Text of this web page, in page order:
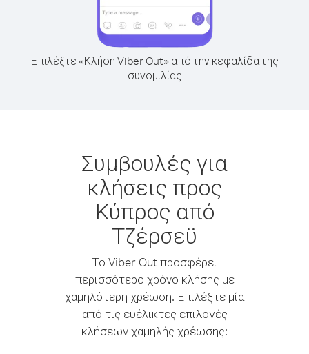
Επιλέξτε «Κλήση Viber Out» από την κεφαλίδα της
συνομιλίας
Συμβουλές για
κλήσεις προς
Κύπρος από
Τζέρσεϋ
Το Viber Out προσφέρει
περισσότερο χρόνο κλήσης με
χαμηλότερη χρέωση. Επιλέξτε μία
από τις ευέλικτες επιλογές
κλήσεων χαμηλής χρέωσης: